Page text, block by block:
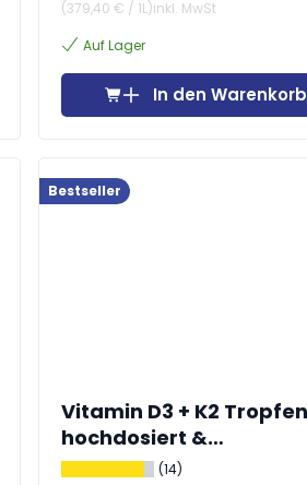
(379,40 € / 1L)inkl. MwSt
Auf Lager
In den Warenkorb
Bestseller
Vitamin D3 + K2
hochdosiert &
vegetarisch
(14)